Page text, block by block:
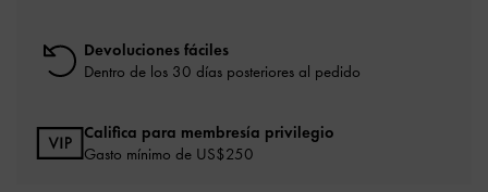
Devoluciones fáciles
Dentro de los 30 días posteriores al pedido
Califica para membresía privilegio
Gasto mínimo de US$250